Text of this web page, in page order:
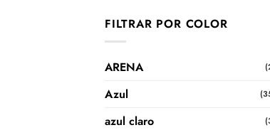
FILTRAR POR COLOR
ARENA
Azul
azul claro